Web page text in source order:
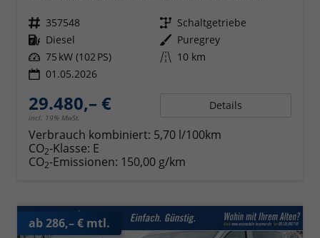
Fahrzeugnr. 357548 Getriebe Schaltgetriebe
Kraftstoff Diesel Außenfarbe Puregrey
Leistung 75 kW (102 PS) Kilometerstand 10 km
01.05.2026
29.480,– €
incl. 19% MwSt.
Details
Verbrauch kombiniert: 5,70 l/100km
CO2-Klasse: E
CO2-Emissionen: 150,00 g/km
ab 286,– € mtl.